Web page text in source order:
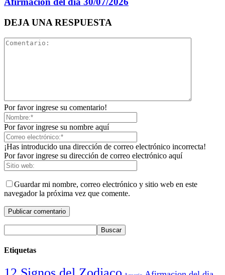
DEJA UNA RESPUESTA
Por favor ingrese su comentario!
Por favor ingrese su nombre aquí
¡Has introducido una dirección de correo electrónico incorrecta!
Por favor ingrese su dirección de correo electrónico aquí
Guardar mi nombre, correo electrónico y sitio web en este
navegador la próxima vez que comente.
Etiquetas